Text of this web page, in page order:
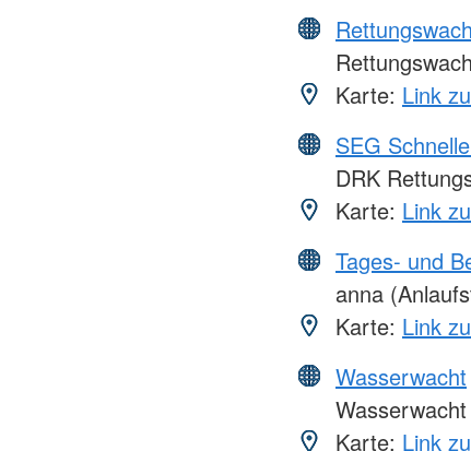
Karte: Link
SEG
DRK
Karte: Link
Tages- und
anna
Karte: Link
Wasserwacht
Karte: Link